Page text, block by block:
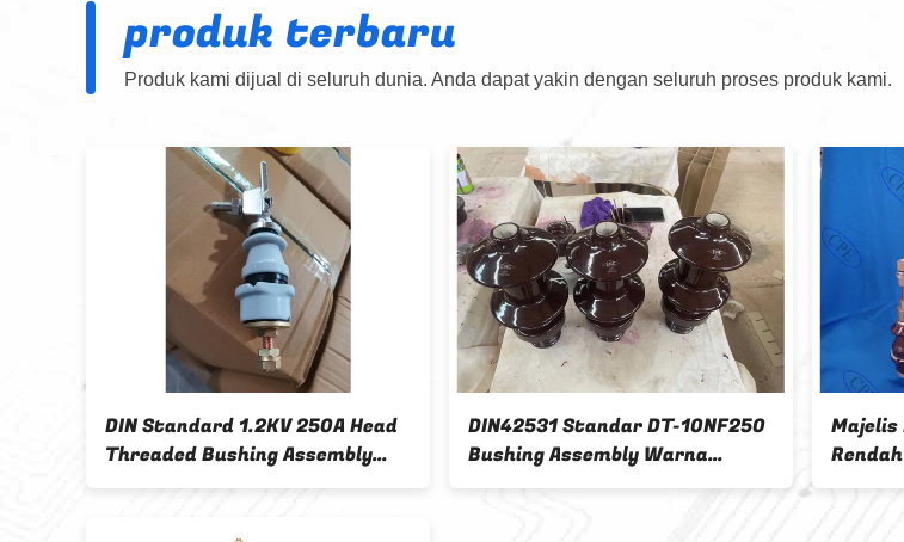
produk terbaru
Produk kami dijual di seluruh dunia. Anda dapat yakin dengan seluruh proses produk kami.
DIN Standard 1.2KV 250A Head
Threaded Bushing Assembly
Untuk Pasar AS
DIN42531 Standar DT-10NF250
Bushing Assembly Warna
Coklat OEM Tersedia
Majelis
Untuk